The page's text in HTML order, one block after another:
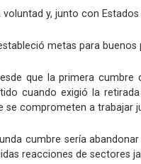
y, junto con
metas para
que la primera
cuando exigió la
se comprometen a trabajar
cumbre sería
reacciones de sectores